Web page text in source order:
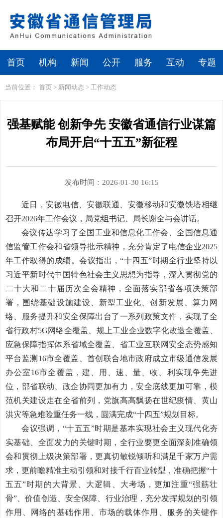
首页 机构 新闻 公开 服务 互动 专题
当前位置： 首页 > 新闻动态 > 工作动态
强基赋能 创新争先 安徽省通信行业谋篇
布局开启“十五五”新征程
发布时间：2026-01-30 16:15
近日，安徽电信、安徽联通、安徽移动和安徽铁塔相继
召开2026年工作会议，局党组书记、局长谢全与会讲话。
会议传达学习了全国工业和信息化工作会、全国信息通
信监管工作会和省领导批示精神，充分肯定了电信企业2025
年工作取得的成绩。会议指出，“十四五”时期全行业坚持以
习近平新时代中国特色社会主义思想为指导，深入贯彻党的
二十大和二十届历次全会精神，全面落实部省各项决策部
署，围绕基础设施建设、新型工业化、创新发展、算力网
络、服务提升和安全保障出台了一系列政策文件，实现了全
省行政村5G网络全覆盖、规上工业企业数字化改造全覆盖、
应急保障指挥体系省域全覆盖、省工业互联网安全态势感知
平台监测 16市全覆盖、首创联合地市政府成立市级通信发展
办公室16市全覆盖，建、用、速、量、收、利实现争先进
位，部省联动、政企协同更加有力，安全底线更加可靠，模
范机关建设走在全省前列，党旗高高飘扬在世纪疫情、黄山
洪灾等急难险重任务一线，圆满完成“十四五”规划目标。
会议强调，“十五五”时期是基本实现社会主义现代化夯
实基础、全面发力的关键时期，全行业要更全面深刻准确领
会和贯彻上级决策部署，更真切敏锐倾听和满足千家万户需
求，更前瞻精准主动引领和对接千行百业转型，准确把握“十
五五”时期的大背景、大逻辑、大考场，更加注重“强筋壮
骨”、价值创造、安全保障、行业治理，充分发挥规划的引领
作用、网络的基础作用、市场的载体作用、服务的关键作